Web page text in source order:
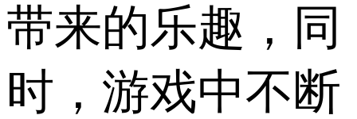
带来的乐趣，同
时，游戏中不断